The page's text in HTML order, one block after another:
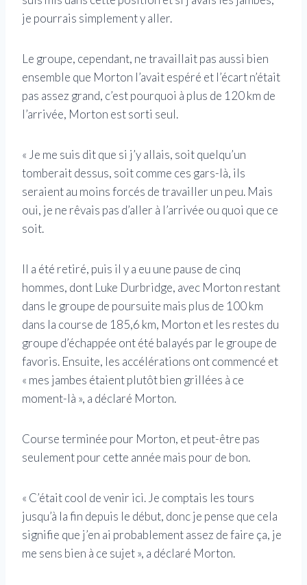
je pourrais simplement y aller.
Le groupe, cependant, ne travaillait pas aussi bien
ensemble que Morton l’avait espéré et l’écart n’était
pas assez grand, c’est pourquoi à plus de 120 km de
l’arrivée, Morton est sorti seul.
« Je me suis dit que si j’y allais, soit quelqu’un
tomberait dessus, soit comme ces gars-là, ils
seraient au moins forcés de travailler un peu. Mais
oui, je ne rêvais pas d’aller à l’arrivée ou quoi que ce
soit.
Il a été retiré, puis il y a eu une pause de cinq
hommes, dont Luke Durbridge, avec Morton restant
dans le groupe de poursuite mais plus de 100 km
dans la course de 185,6 km, Morton et les restes du
groupe d’échappée ont été balayés par le groupe de
favoris. Ensuite, les accélérations ont commencé et
« mes jambes étaient plutôt bien grillées à ce
moment-là », a déclaré Morton.
Course terminée pour Morton, et peut-être pas
seulement pour cette année mais pour de bon.
« C’était cool de venir ici. Je comptais les tours
jusqu’à la fin depuis le début, donc je pense que cela
signifie que j’en ai probablement assez de faire ça, je
me sens bien à ce sujet », a déclaré Morton.